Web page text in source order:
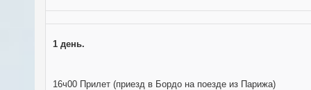
1 день.
16ч00 Прилет (приезд в Бордо на поезде из Парижа)